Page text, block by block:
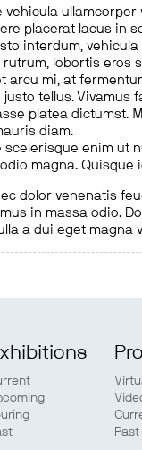
vehicula ullamcorper
placerat lacus in
interdum,
rutrum, lobortis eros
arcu mi, at
tellus. Vivamus
platea dictumst.
diam.
scelerisque enim ut
magna. Quisque
dolor venenatis
in massa odio.
a dui eget magna
Past